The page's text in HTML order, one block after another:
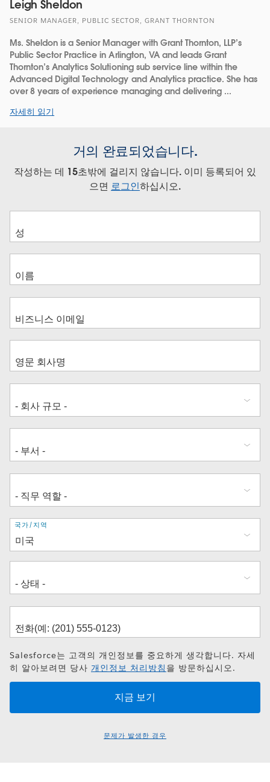
Leigh Sheldon
SENIOR MANAGER, PUBLIC SECTOR, GRANT THORNTON
Ms. Sheldon is a Senior Manager with Grant Thornton, LLP’s
Public Sector Practice in Arlington, VA and leads Grant
Thornton’s Analytics Solutioning sub service line within the
Advanced Digital Technology and Analytics practice. She has
over 8 years of experience managing and delivering ...
자세히 읽기
거의 완료되었습니다.
작성하는 데 15초밖에 걸리지 않습니다. 이미 등록되어 있
으면 로그인하십시오.
주
소
국가/지역
Salesforce는 고객의 개인정보를 중요하게 생각합니다. 자세
히 알아보려면 당사 개인정보 처리방침 을 방문하십시오.
문제가 발생한 경우